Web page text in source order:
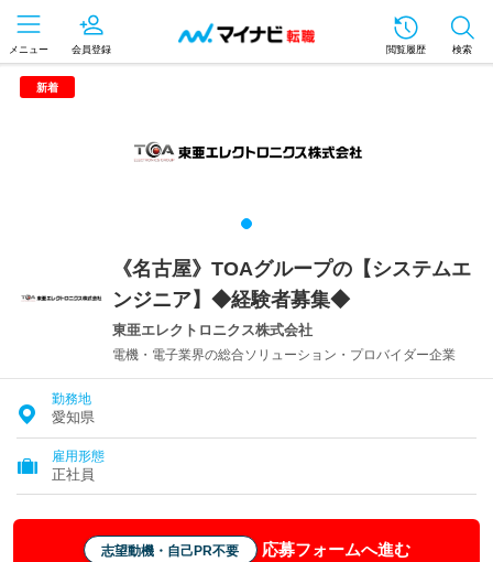
メニュー 会員登録 閲覧履歴 検索
新着
《名古屋》TOAグループの【システムエ
ンジニア】◆経験者募集◆
東亜エレクトロニクス株式会社
電機・電子業界の総合ソリューション・プロバイダー企業
勤務地
愛知県
雇用形態
正社員
志望動機・自己PR不要 応募フォームへ進む